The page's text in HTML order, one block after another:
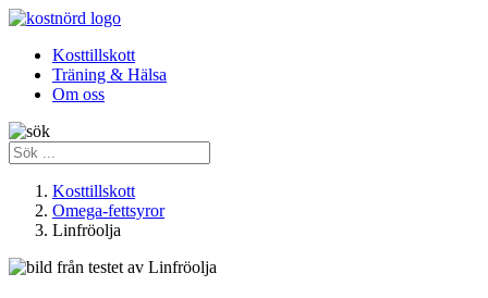
Kosttillskott
Träning & Hälsa
Om oss
Kosttillskott
Omega-fettsyror
Linfröolja